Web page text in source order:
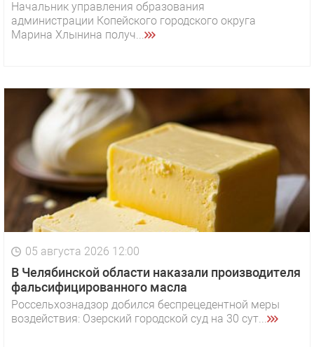
Начальник управления образования
администрации Копейского городского округа
Марина Хлынина получ...
05 августа 2026 12:00
В Челябинской области наказали производителя
фальсифицированного масла
Россельхознадзор добился беспрецедентной меры
воздействия: Озерский городской суд на 30 сут...